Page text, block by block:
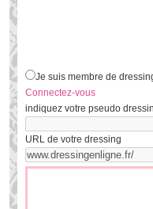
Je suis membre de
Connectez-vous
indiquez votre pseudo
URL de votre dressing